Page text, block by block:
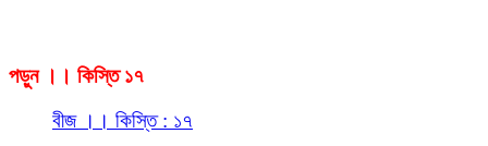
পড়ুন ।। কিস্তি ১৭
বীজ ।। কিস্তি : ১৭